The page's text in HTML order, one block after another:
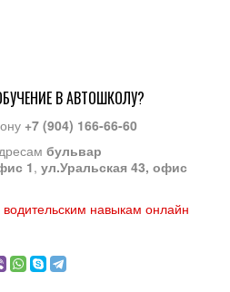
В АВТОШКОЛУ?
+7 (904) 166-66-60
бульвар
1, ул.Уральская 43, офис
навыкам онлайн